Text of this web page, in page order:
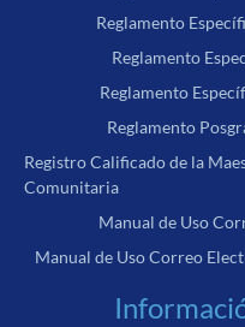
Reglamento
Reglamento
Reglamento
Reglamento
Registro Calificado de la
Comunitaria
Manual de Uso
Manual de Uso Correo